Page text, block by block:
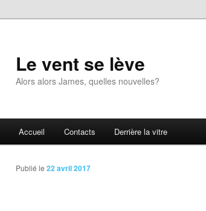
Le vent se lève
Alors alors James, quelles nouvelles?
Accueil Contacts Derrière la vitre
Publié le 22 avril 2017